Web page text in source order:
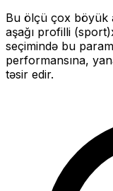
Bu ölçü çox böyük
aşağı profilli (sport)
seçimində bu
performansına,
təsir edir.